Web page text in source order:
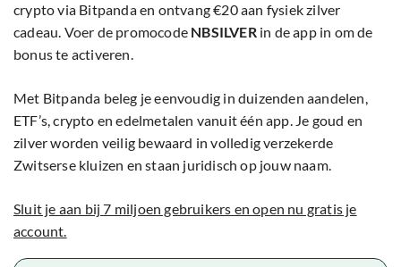
crypto via Bitpanda en ontvang €20 aan fysiek zilver
cadeau. Voer de promocode NBSILVERin de app in om de
bonus te activeren.
Met Bitpanda beleg je eenvoudig in duizenden aandelen,
ETF’s, crypto en edelmetalen vanuit één app. Je goud en
zilver worden veilig bewaard in volledig verzekerde
Zwitserse kluizen en staan juridisch op jouw naam.
Sluit je aan bij 7 miljoen gebruikers en open nu gratis je
account.